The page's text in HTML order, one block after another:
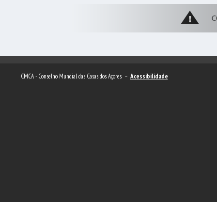
CMCA - Conselho Mundial das Casas dos Açores – Acessibilidade